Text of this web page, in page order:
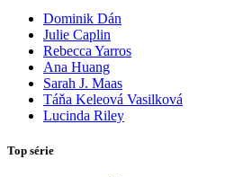
Dominik Dán
Julie Caplin
Rebecca Yarros
Ana Huang
Sarah J. Maas
Táňa Keleová Vasilková
Lucinda Riley
Top série